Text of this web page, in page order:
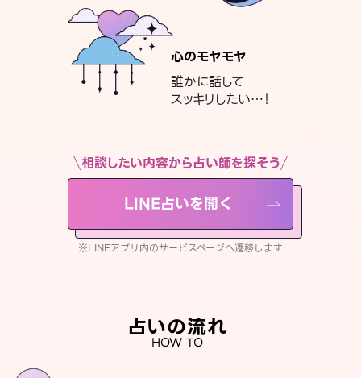
心のモヤモヤ
誰かに話して
スッキリしたい…！
相談したい内容から占い師を探そう
LINE占いを開く
※LINEアプリ内のサービスページへ遷移します
占いの流れ
HOW TO